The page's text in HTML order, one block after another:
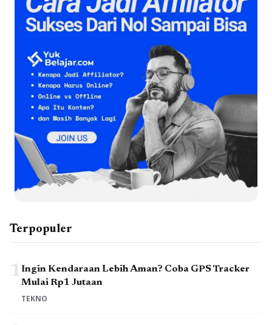
Terpopuler
1Ingin Kendaraan Lebih Aman? Coba GPS Tracker
Mulai Rp1 Jutaan
TEKNO